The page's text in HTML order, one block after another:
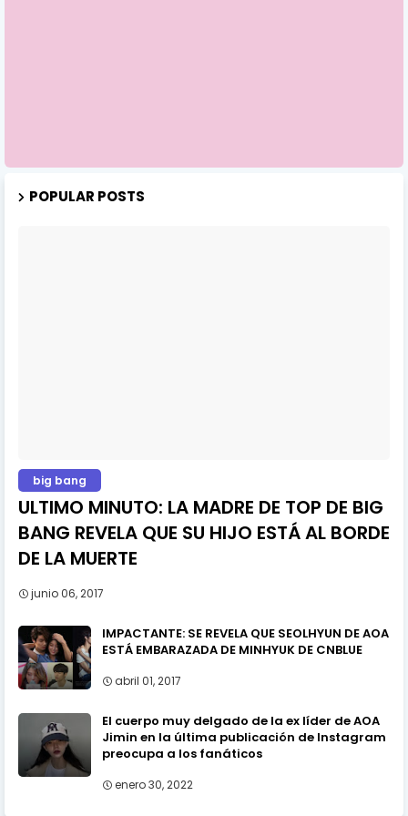
POPULAR POSTS
big bang
ULTIMO MINUTO: LA MADRE DE TOP DE BIG
BANG REVELA QUE SU HIJO ESTÁ AL BORDE
DE LA MUERTE
junio 06, 2017
IMPACTANTE: SE REVELA QUE SEOLHYUN DE AOA
ESTÁ EMBARAZADA DE MINHYUK DE CNBLUE
abril 01, 2017
El cuerpo muy delgado de la ex líder de AOA
Jimin en la última publicación de Instagram
preocupa a los fanáticos
enero 30, 2022